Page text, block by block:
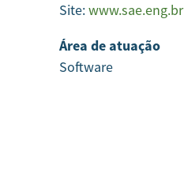
Site:www.sae.eng.br
Área de atuação
Software